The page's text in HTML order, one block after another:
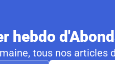
hebdo
tous nos articles